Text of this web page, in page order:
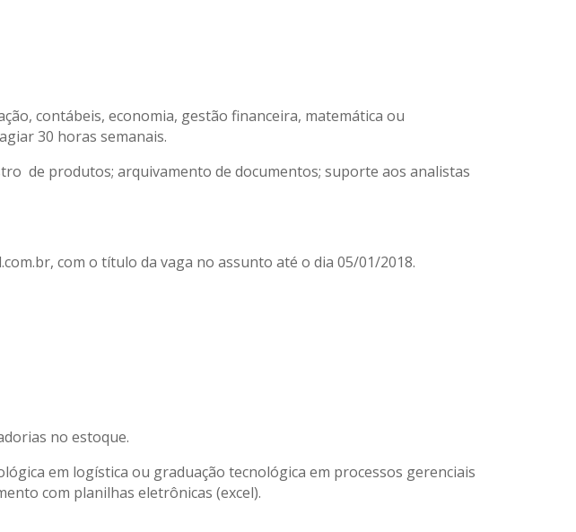
contábeis, economia, gestão financeira, matemática ou
30 horas semanais.
de produtos; arquivamento de documentos; suporte aos analistas
com o título da vaga no assunto até o dia 05/01/2018.
no estoque.
em logística ou graduação tecnológica em processos gerenciais
com planilhas eletrônicas (excel).